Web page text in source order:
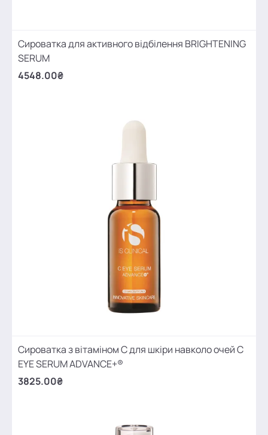
Сироватка для активного відбілення BRIGHTENING
SERUM
4548.00₴
Сироватка з вітаміном С для шкіри навколо очей C
EYE SERUM ADVANCE+®
3825.00₴